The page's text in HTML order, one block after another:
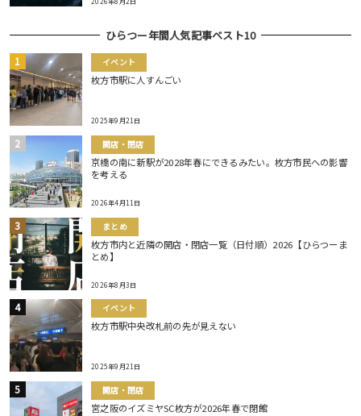
ひらつー年間人気記事ベスト10
イベント
枚方市駅に人すんごい
2025年9月21日
開店・閉店
京橋の南に新駅が2028年春にできるみたい。枚方市民への影響
を考える
2026年4月11日
まとめ
枚方市内と近隣の開店・閉店一覧（日付順）2026【ひらつーま
とめ】
2026年8月3日
イベント
枚方市駅中央改札前の先が見えない
2025年9月21日
開店・閉店
宮之阪のイズミヤSC枚方が2026年春で閉館